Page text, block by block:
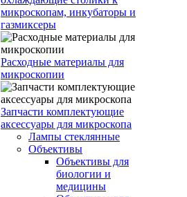
микроскопам, инкубаторы и
газмиксеры
Расходные материалы для
микроскопии
Запчасти комплектующие
аксессуары для микроскопа
Лампы стеклянные
Объективы
Объективы для
биологии и
медицины